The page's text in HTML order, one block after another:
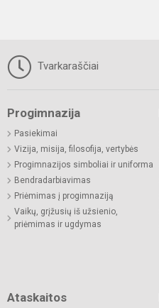
Tvarkaraščiai
Progimnazija
Pasiekimai
Vizija, misija, filosofija, vertybės
Progimnazijos simboliai ir uniforma
Bendradarbiavimas
Priėmimas į progimnaziją
Vaikų, grįžusių iš užsienio,
priėmimas ir ugdymas
Ataskaitos